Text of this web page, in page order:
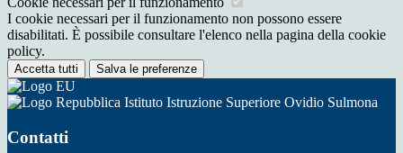
I cookie necessari per il funzionamento non possono essere
disabilitati. È possibile consultare l'elenco nella pagina della cookie
policy.
Accetta tutti Salva le preferenze
Istituto Istruzione Superiore Ovidio Sulmona
Contatti